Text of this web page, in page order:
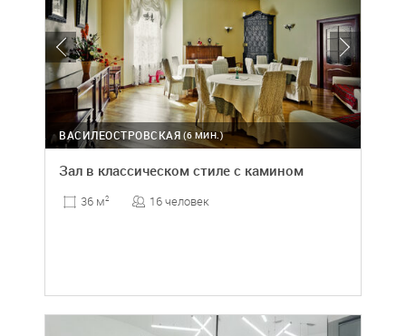
(6 МИН.)
ВАСИЛЕОСТРОВСКАЯ
Зал в классическом стиле с камином
36 м2 16 человек